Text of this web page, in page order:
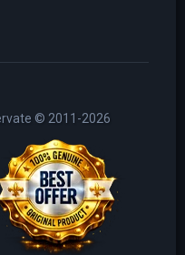
© 2011-2026